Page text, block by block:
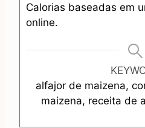
Calorias baseadas em
online.
alfajor de maizena,
maizena, receita de